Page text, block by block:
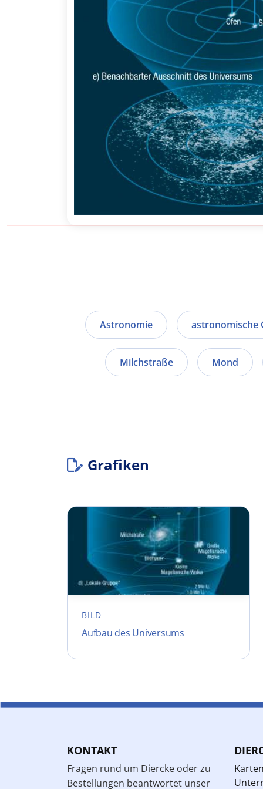
Astronomie astronomische
Milchstraße Mond
Grafiken
BILD
Aufbau des Universums
KONTAKT
Fragen rund um Diercke oder zu
Bestellungen beantwortet unser